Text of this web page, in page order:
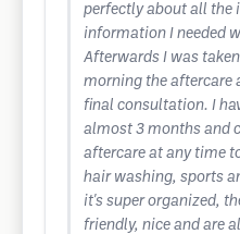
perfectly about all the
information I needed
Afterwards I was
morning the aftercare
final consultation. I
almost 3 months and
aftercare at any time
hair washing, sports
it's super organized,
friendly, nice and are